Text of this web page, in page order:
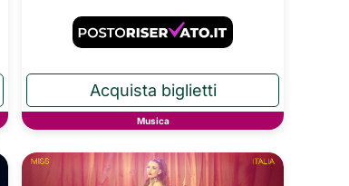
Musica